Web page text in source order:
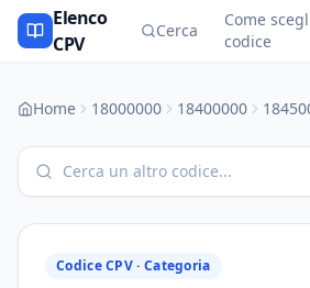
Elenco
CPV
Cerca
Come
codice
Home 18000000 18400000
Codice CPV · Categoria